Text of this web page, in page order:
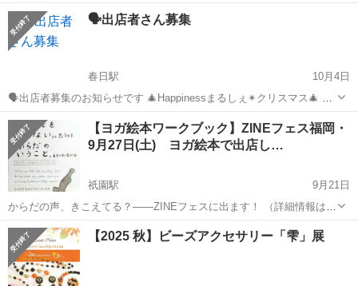
がリーダーの阿波根さんを中心に非暴力抵抗運動を展開した様子や餓
死や爆死も起きたテント生活の様子を活写したモノクロ写真約400点を
展示します。戦後80年、非暴力で平...
福岡 福岡市 中洲川端駅 展示会
🗣️出店者さん募集
春日駅
10月4日
🗣️出店者募集のお知らせです 🎄Happinessまるしぇ✴︎クリスマス🎄 令
和7年 12月21日(日)11:00〜16:00 場所 春日ふ
れあい文化センター ...
福岡 春日駅 展示会 ブース
【ヨガ絵本ワークブック】ZINEフェス福岡・
9月27日(土) ヨガ絵本で出店し…
祇園駅
9月21日
からだの声、きこえてる？――ZINEフェスに出ます！ （詳細情報はこ
ちら） https://note.com/alicetabiashi/n/n5a0847fee689
https://youtu.be/gp46D...
福岡 福岡市 祇園駅 展示会 フェス
【2025 秋】ビーズアクセサリー「雫」展